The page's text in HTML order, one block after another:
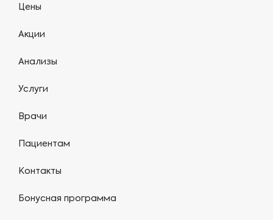
Цены
Акции
Анализы
Услуги
Врачи
Пациентам
Контакты
Бонусная программа